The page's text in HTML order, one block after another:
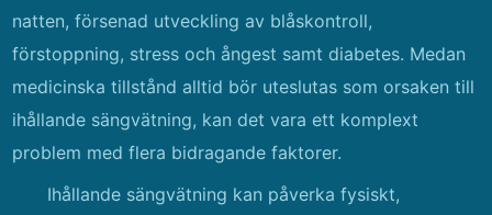
natten, försenad utveckling av blåskontroll,
förstoppning, stress och ångest samt diabetes. Medan
medicinska tillstånd alltid bör uteslutas som orsaken till
ihållande sängvätning, kan det vara ett komplext
problem med flera bidragande faktorer.
Ihållande sängvätning kan påverka fysiskt,